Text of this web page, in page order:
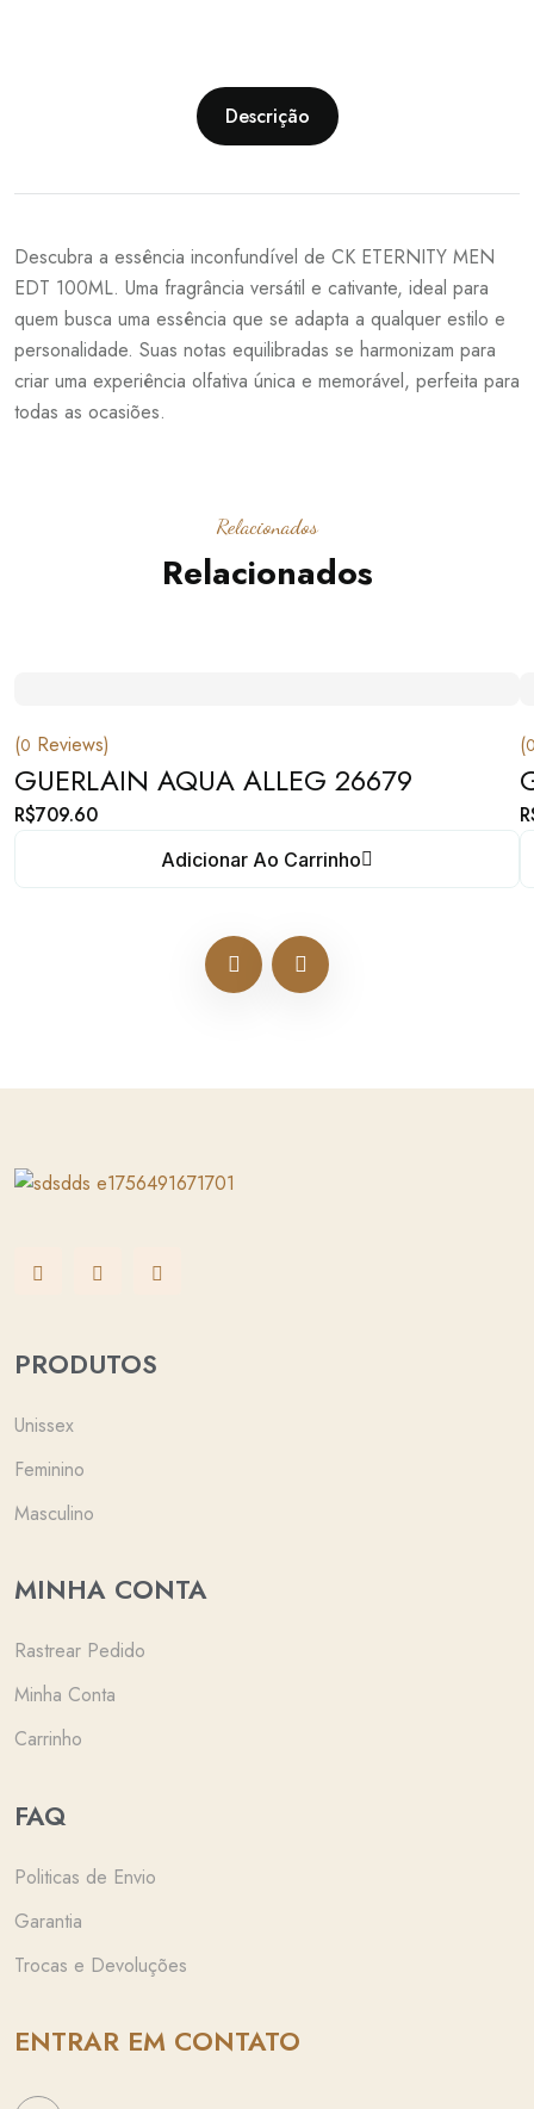
Descrição
Descubra a essência inconfundível de CK ETERNITY MEN
EDT 100ML. Uma fragrância versátil e cativante, ideal para
quem busca uma essência que se adapta a qualquer estilo e
personalidade. Suas notas equilibradas se harmonizam para
criar uma experiência olfativa única e memorável, perfeita para
todas as ocasiões.
Relacionados
Relacionados
(0 Reviews)
GUERLAIN AQUA ALLEG 26679
R$709.60
Adicionar Ao Carrinho
(
PRODUTOS
Unissex
Feminino
Masculino
MINHA CONTA
Rastrear Pedido
Minha Conta
Carrinho
FAQ
Politicas de Envio
Garantia
Trocas e Devoluções
ENTRAR EM CONTATO